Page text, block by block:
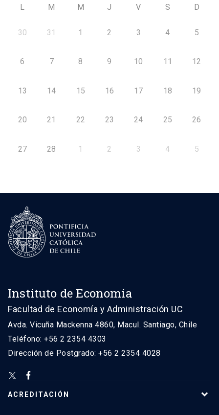
L M M J V S D
30 31 1 2 3 4 5
6 7 8 9 10 11 12
13 14 15 16 17 18 19
20 21 22 23 24 25 26
27 28 1 2 3 4 5
Instituto de Economía
Facultad de Economía y Administración UC
Avda. Vicuña Mackenna 4860, Macul. Santiago, Chile
Teléfono: +56 2 2354 4303
Dirección de Postgrado: +56 2 2354 4028
ACREDITACIÓN